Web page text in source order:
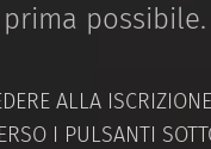
prima possibile.
ALLA
I PULSANTI